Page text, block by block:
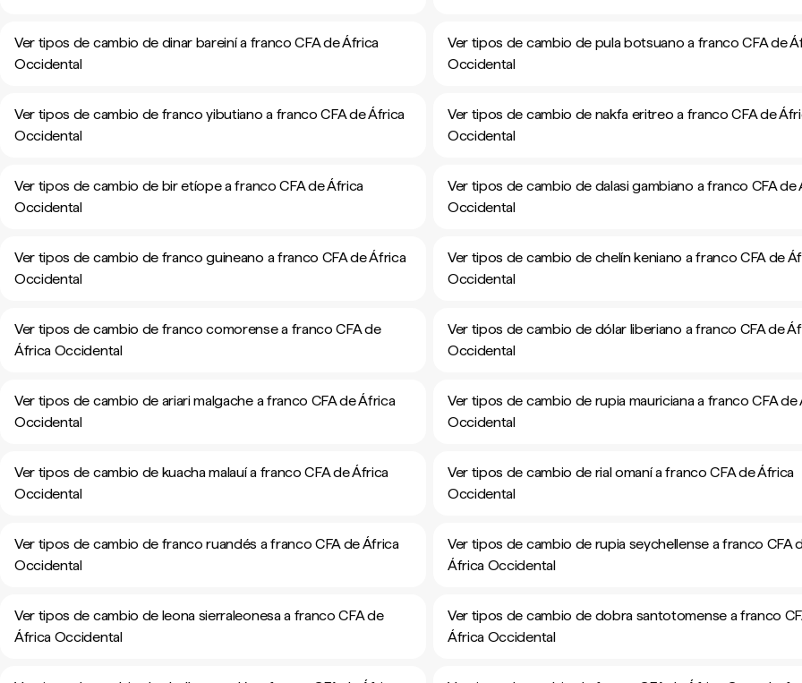
Ver tipos de cambio de dinar bareiní a franco CFA de África
Occidental
Ver tipos de cambio de pula botsuano a franco CFA de
Occidental
Ver tipos de cambio de franco yibutiano a franco CFA de África
Occidental
Ver tipos de cambio de nakfa eritreo a franco CFA de
Occidental
Ver tipos de cambio de bir etíope a franco CFA de África
Occidental
Ver tipos de cambio de dalasi gambiano a franco CFA de
Occidental
Ver tipos de cambio de franco guineano a franco CFA de África
Occidental
Ver tipos de cambio de chelín keniano a franco CFA de
Occidental
Ver tipos de cambio de franco comorense a franco CFA de
África Occidental
Ver tipos de cambio de dólar liberiano a franco CFA de
Occidental
Ver tipos de cambio de ariari malgache a franco CFA de África
Occidental
Ver tipos de cambio de rupia mauriciana a franco CFA de
Occidental
Ver tipos de cambio de kuacha malauí a franco CFA de África
Occidental
Ver tipos de cambio de rial omaní a franco CFA de África
Occidental
Ver tipos de cambio de franco ruandés a franco CFA de África
Occidental
Ver tipos de cambio de rupia seychellense a franco CFA
África Occidental
Ver tipos de cambio de leona sierraleonesa a franco CFA de
África Occidental
Ver tipos de cambio de dobra santotomense a franco
África Occidental